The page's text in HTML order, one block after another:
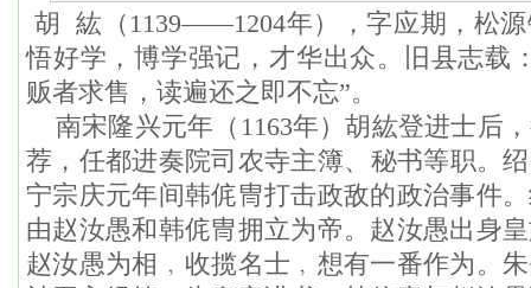
胡 紘（1139——1204年），字应期，松
悟好学，博学强记，才华出众。旧县志载
贩者求售，读遍还之即不忘”。
南宋隆兴元年（1163年）胡紘登进士后
荐，任都进奏院司农寺主簿、秘书等职。
宁宗庆元年间韩侂冑打击政敌的政治事件
由赵汝愚和韩侂冑拥立为帝。赵汝愚出身
赵汝愚为相﹐收揽名士﹐想有一番作为。